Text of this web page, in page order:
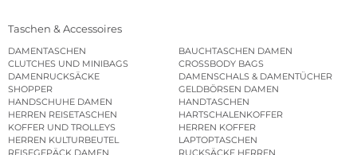
Taschen & Accessoires
DAMENTASCHEN
BAUCHTASCHEN DAMEN
CLUTCHES UND MINIBAGS
CROSSBODY BAGS
DAMENRUCKSÄCKE
DAMENSCHALS & DAMENTÜCHER
SHOPPER
GELDBÖRSEN DAMEN
HANDSCHUHE DAMEN
HANDTASCHEN
HERREN REISETASCHEN
HARTSCHALENKOFFER
KOFFER UND TROLLEYS
HERREN KOFFER
HERREN KULTURBEUTEL
LAPTOPTASCHEN
REISEGEPÄCK DAMEN
RUCKSÄCKE HERREN